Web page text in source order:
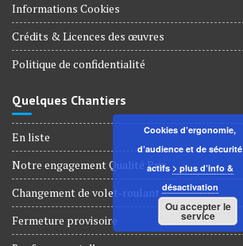
Informations Cookies
Crédits & Licences des œuvres
Politique de confidentialité
Quelques Chantiers
En liste
Notre engagement Qualité Prix
Changement de volet-roulant
Fermeture provisoire
Cookies d’ergonomie,
d’audience et de sécurité
actifs > plus d’info &
désactivation
Ou accepter le
service